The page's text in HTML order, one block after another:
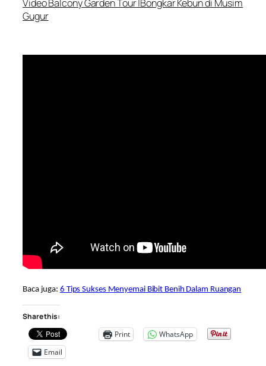
Video Balcony Garden Tour |Bongkar Kebun di Musim
Gugur
Baca juga: 6 Tips Sukses Menyemai Bibit Benih Dalam Ruangan
Share this:
Print
WhatsApp
Email